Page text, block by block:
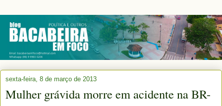
sexta-feira, 8 de março de 2013
Mulher grávida morre em acidente na BR-